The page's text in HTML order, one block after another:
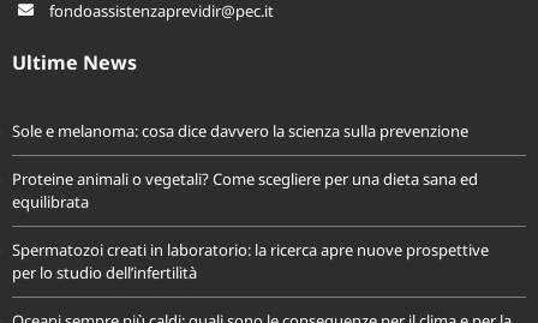
fondoassistenzaprevidir@pec.it
Ultime News
Sole e melanoma: cosa dice davvero la scienza sulla prevenzione
Proteine animali o vegetali? Come scegliere per una dieta sana ed
equilibrata
Spermatozoi creati in laboratorio: la ricerca apre nuove prospettive
per lo studio dell’infertilità